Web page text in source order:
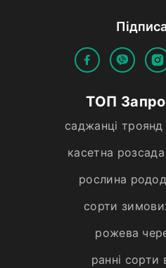
ТОП
саджанці троянд
касетна
рослина
сорти
рожева
ранні сорти